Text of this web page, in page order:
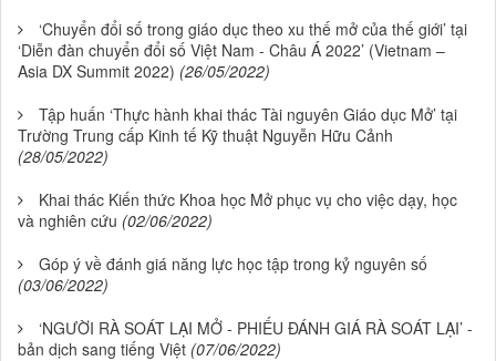
‘Chuyển đổi số trong giáo dục theo xu thế mở của thế giới’ tại
‘Diễn đàn chuyển đổi số Việt Nam - Châu Á 2022’ (Vietnam –
Asia DX Summit 2022) (26/05/2022)
Tập huấn ‘Thực hành khai thác Tài nguyên Giáo dục Mở’ tại
Trường Trung cấp Kinh tế Kỹ thuật Nguyễn Hữu Cảnh
(28/05/2022)
Khai thác Kiến thức Khoa học Mở phục vụ cho việc dạy, học
và nghiên cứu (02/06/2022)
Góp ý về đánh giá năng lực học tập trong kỷ nguyên số
(03/06/2022)
‘NGƯỜI RÀ SOÁT LẠI MỞ - PHIẾU ĐÁNH GIÁ RÀ SOÁT LẠI’ -
bản dịch sang tiếng Việt (07/06/2022)